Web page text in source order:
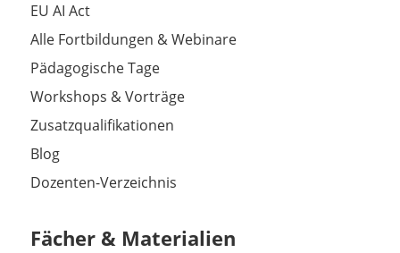
EU AI Act
Alle Fortbildungen & Webinare
Pädagogische Tage
Workshops & Vorträge
Zusatzqualifikationen
Blog
Dozenten-Verzeichnis
Fächer & Materialien